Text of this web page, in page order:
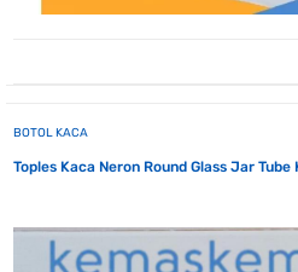
BOTOL KACA
Toples Kaca Neron Round Glass Jar